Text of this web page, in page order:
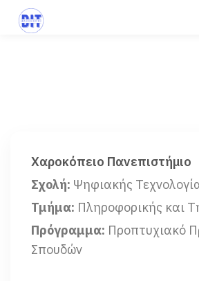
Χαροκόπειο Πανεπιστήμιο
Σχολή: Ψηφιακής
Τμήμα: Πληροφορικής και
Πρόγραμμα: Προπτυχιακό
Σπουδών